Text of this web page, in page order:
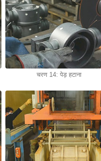
चरण 14: पेड़ हटाना